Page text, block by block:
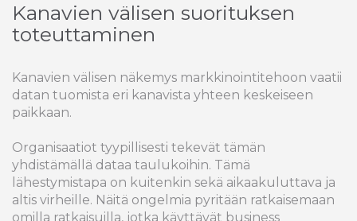
Kanavien välisen suorituksen
toteuttaminen
Kanavien välisen näkemys markkinointitehoon vaatii
datan tuomista eri kanavista yhteen keskeiseen
paikkaan.
Organisaatiot tyypillisesti tekevät tämän
yhdistämällä dataa taulukoihin. Tämä
lähestymistapa on kuitenkin sekä aikaakuluttava ja
altis virheille. Näitä ongelmia pyritään ratkaisemaan
omilla ratkaisuilla, jotka käyttävät business